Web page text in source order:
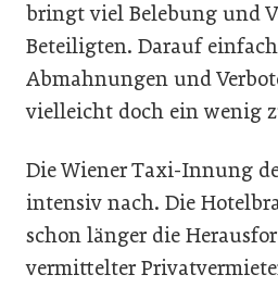
bringt viel Belebung und
Beteiligten. Darauf
Abmahnungen und
vielleicht doch ein wenig
Die Wiener Taxi-Innung
intensiv nach. Die
schon länger die
vermittelter